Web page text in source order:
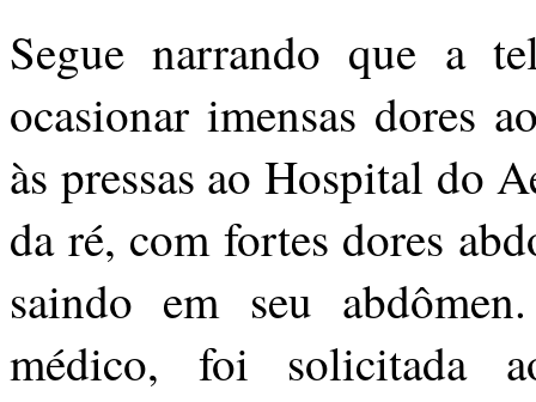
Segue narrando que a
ocasionar imensas dores
às pressas ao Hospital do
da ré, com fortes dores
saindo em seu
médico, foi solicitada